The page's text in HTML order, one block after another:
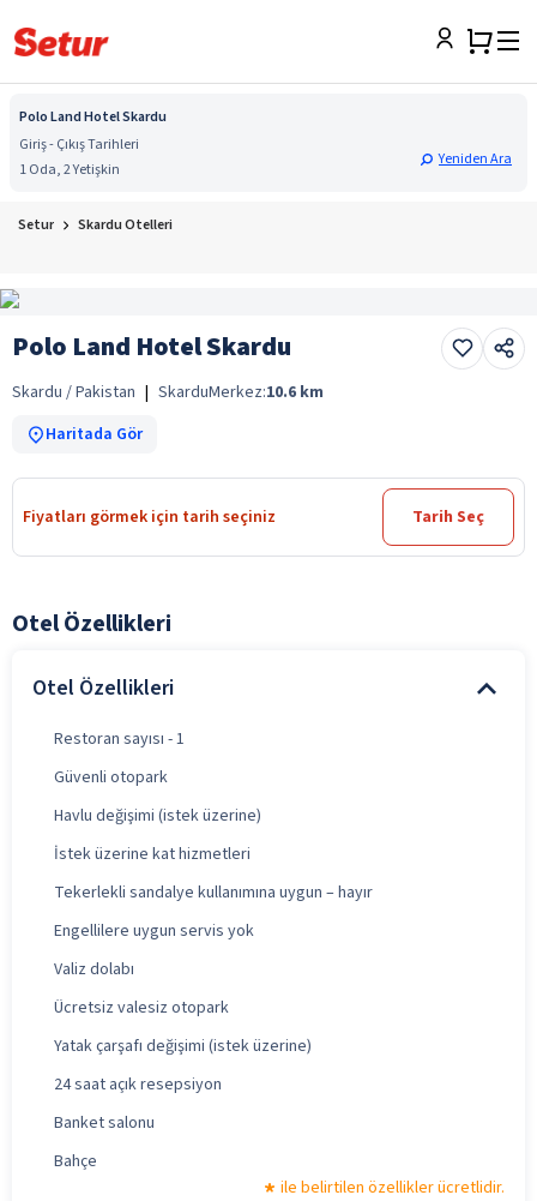
Polo Land Hotel Skardu
Giriş - Çıkış Tarihleri
1 Oda, 2 Yetişkin
Yeniden Ara
Setur Skardu Otelleri
Polo Land Hotel Skardu
Skardu / Pakistan | SkarduMerkez:10.6 km
Haritada Gör
Fiyatları görmek için tarih seçiniz Tarih Seç
Otel Özellikleri
Otel Özellikleri
Restoran sayısı - 1
Güvenli otopark
Havlu değişimi (istek üzerine)
İstek üzerine kat hizmetleri
Tekerlekli sandalye kullanımına uygun – hayır
Engellilere uygun servis yok
Valiz dolabı
Ücretsiz valesiz otopark
Yatak çarşafı değişimi (istek üzerine)
24 saat açık resepsiyon
Banket salonu
Bahçe
ile belirtilen özellikler ücretlidir.